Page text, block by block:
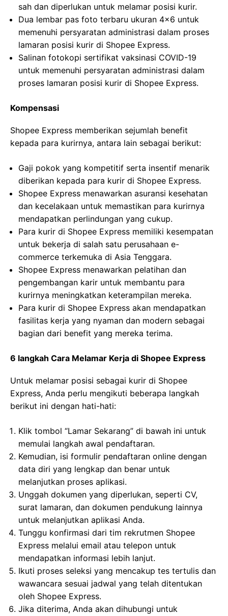
sah dan diperlukan untuk melamar posisi kurir.
Dua lembar pas foto terbaru ukuran 4×6 untuk
memenuhi persyaratan administrasi dalam proses
lamaran posisi kurir di Shopee Express.
Salinan fotokopi sertifikat vaksinasi COVID-19
untuk memenuhi persyaratan administrasi dalam
proses lamaran posisi kurir di Shopee Express.
Kompensasi
Shopee Express memberikan sejumlah benefit
kepada para kurirnya, antara lain sebagai berikut:
Gaji pokok yang kompetitif serta insentif menarik
diberikan kepada para kurir di Shopee Express.
Shopee Express menawarkan asuransi kesehatan
dan kecelakaan untuk memastikan para kurirnya
mendapatkan perlindungan yang cukup.
Para kurir di Shopee Express memiliki kesempatan
untuk bekerja di salah satu perusahaan e-
commerce terkemuka di Asia Tenggara.
Shopee Express menawarkan pelatihan dan
pengembangan karir untuk membantu para
kurirnya meningkatkan keterampilan mereka.
Para kurir di Shopee Express akan mendapatkan
fasilitas kerja yang nyaman dan modern sebagai
bagian dari benefit yang mereka terima.
6 langkah Cara Melamar Kerja di Shopee Express
Untuk melamar posisi sebagai kurir di Shopee
Express, Anda perlu mengikuti beberapa langkah
berikut ini dengan hati-hati:
Klik tombol “Lamar Sekarang” di bawah ini untuk
memulai langkah awal pendaftaran.
Kemudian, isi formulir pendaftaran online dengan
data diri yang lengkap dan benar untuk
melanjutkan proses aplikasi.
Unggah dokumen yang diperlukan, seperti CV,
surat lamaran, dan dokumen pendukung lainnya
untuk melanjutkan aplikasi Anda.
Tunggu konfirmasi dari tim rekrutmen Shopee
Express melalui email atau telepon untuk
mendapatkan informasi lebih lanjut.
Ikuti proses seleksi yang mencakup tes tertulis dan
wawancara sesuai jadwal yang telah ditentukan
oleh Shopee Express.
Jika diterima, Anda akan dihubungi untuk